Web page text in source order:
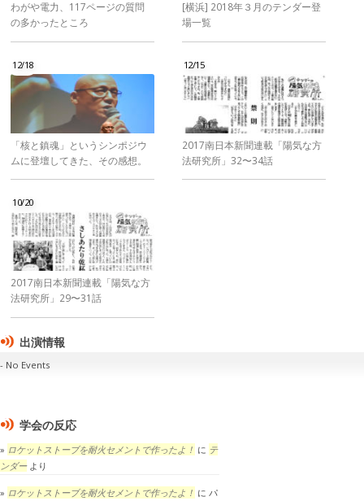
わがや電力、117ページの質問
の多かったところ
[横浜] 2018年３月のテンダー登
場一覧
12/18
「核と鎮魂」というシンポジウ
ムに登壇してきた、その感想。
12/15
2017南日本新聞連載「陽気な方
法研究所」32〜34話
10/20
2017南日本新聞連載「陽気な方
法研究所」29〜31話
出演情報
No Events
学会の反応
ロケットストーブを耐火セメントで作ったよ！ に テ
ンダーより
ロケットストーブを耐火セメントで作ったよ！ に パ